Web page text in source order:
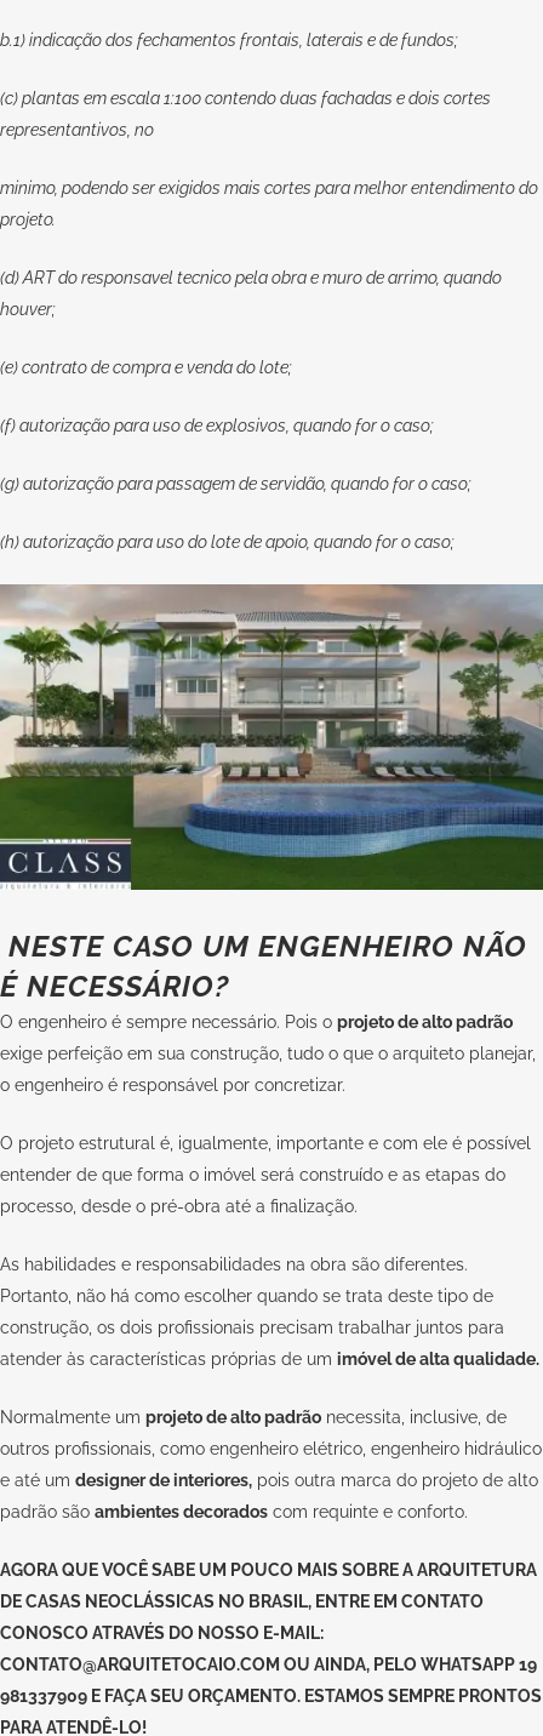
b.1) indicação dos fechamentos frontais, laterais e de fundos;
(c) plantas em escala 1:100 contendo duas fachadas e dois cortes
representantivos, no
minimo, podendo ser exigidos mais cortes para melhor entendimento do
projeto.
(d) ART do responsavel tecnico pela obra e muro de arrimo, quando
houver;
(e) contrato de compra e venda do lote;
(f) autorização para uso de explosivos, quando for o caso;
(g) autorização para passagem de servidão, quando for o caso;
(h) autorização para uso do lote de apoio, quando for o caso;
NESTE CASO UM ENGENHEIRO NÃO
É NECESSÁRIO?
O engenheiro é sempre necessário. Pois o projeto de alto padrão
exige perfeição em sua construção, tudo o que o arquiteto planejar,
o engenheiro é responsável por concretizar.
O projeto estrutural é, igualmente, importante e com ele é possível
entender de que forma o imóvel será construído e as etapas do
processo, desde o pré-obra até a finalização.
As habilidades e responsabilidades na obra são diferentes.
Portanto, não há como escolher quando se trata deste tipo de
construção, os dois profissionais precisam trabalhar juntos para
atender às características próprias de um imóvel de alta qualidade.
Normalmente um projeto de alto padrão necessita, inclusive, de
outros profissionais, como engenheiro elétrico, engenheiro hidráulico
e até um designer de interiores, pois outra marca do projeto de alto
padrão são ambientes decorados com requinte e conforto.
AGORA QUE VOCÊ SABE UM POUCO MAIS SOBRE A ARQUITETURA
DE CASAS NEOCLÁSSICAS NO BRASIL, ENTRE EM CONTATO
CONOSCO ATRAVÉS DO NOSSO E-MAIL:
CONTATO@ARQUITETOCAIO.COM OU AINDA, PELO WHATSAPP 19
981337909 E FAÇA SEU ORÇAMENTO. ESTAMOS SEMPRE PRONTOS
PARA ATENDÊ-LO!